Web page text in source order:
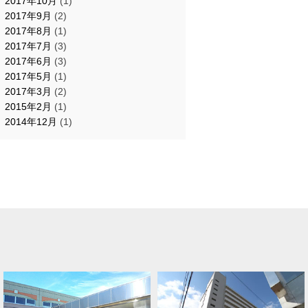
2017年9月 (2)
2017年8月 (1)
2017年7月 (3)
2017年6月 (3)
2017年5月 (1)
2017年3月 (2)
2015年2月 (1)
2014年12月 (1)